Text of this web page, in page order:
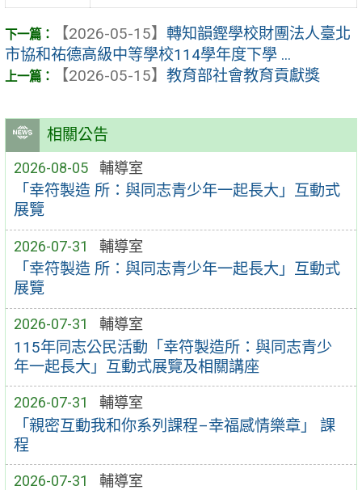
相關公告
2026-08-05 輔導室
「幸符製造 所：與同志青少年一起長大」互動式
展覽
2026-07-31 輔導室
「幸符製造 所：與同志青少年一起長大」互動式
展覽
2026-07-31 輔導室
115年同志公民活動「幸符製造所：與同志青少
年一起長大」互動式展覽及相關講座
2026-07-31 輔導室
「親密互動我和你系列課程–幸福感情樂章」 課
程
2026-07-31 輔導室
【2026-05-15】 轉知韻鏗學校財團法人臺北
市協和祐德高級中等學校114學年度下學 ...
【2026-05-15】 教育部社會教育貢獻獎